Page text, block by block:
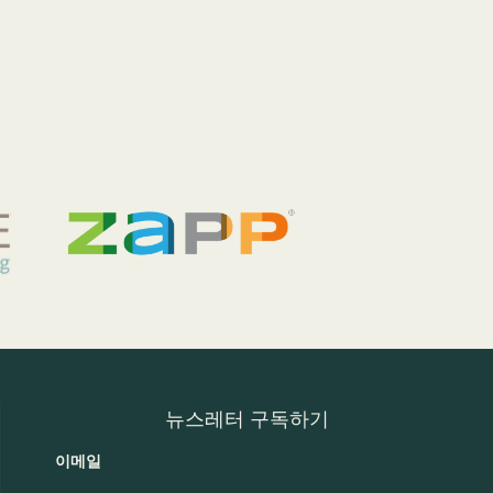
뉴스레터 구독하기
이메일